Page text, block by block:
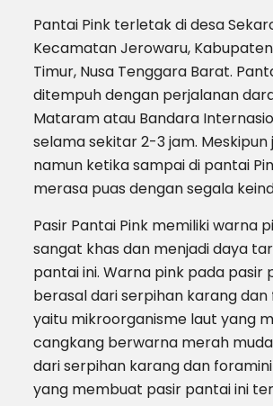
Pantai Pink terletak di desa
Kecamatan Jerowaru,
Timur, Nusa Tenggara Barat.
ditempuh dengan perjalanan
Mataram atau Bandara
selama sekitar 2-3 jam. Meskipun
namun ketika sampai di pantai
merasa puas dengan segala
Pasir Pantai Pink memiliki warna
sangat khas dan menjadi daya
pantai ini. Warna pink pada pasir
berasal dari serpihan karang
yaitu mikroorganisme laut yang
cangkang berwarna merah
dari serpihan karang dan
yang membuat pasir pantai ini